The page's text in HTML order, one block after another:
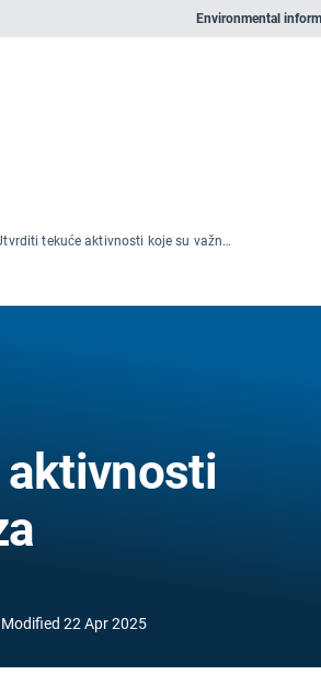
Environmental
Utvrditi tekuće aktivnosti koje su važne za prilagodbu
Modified 22 Apr 2025